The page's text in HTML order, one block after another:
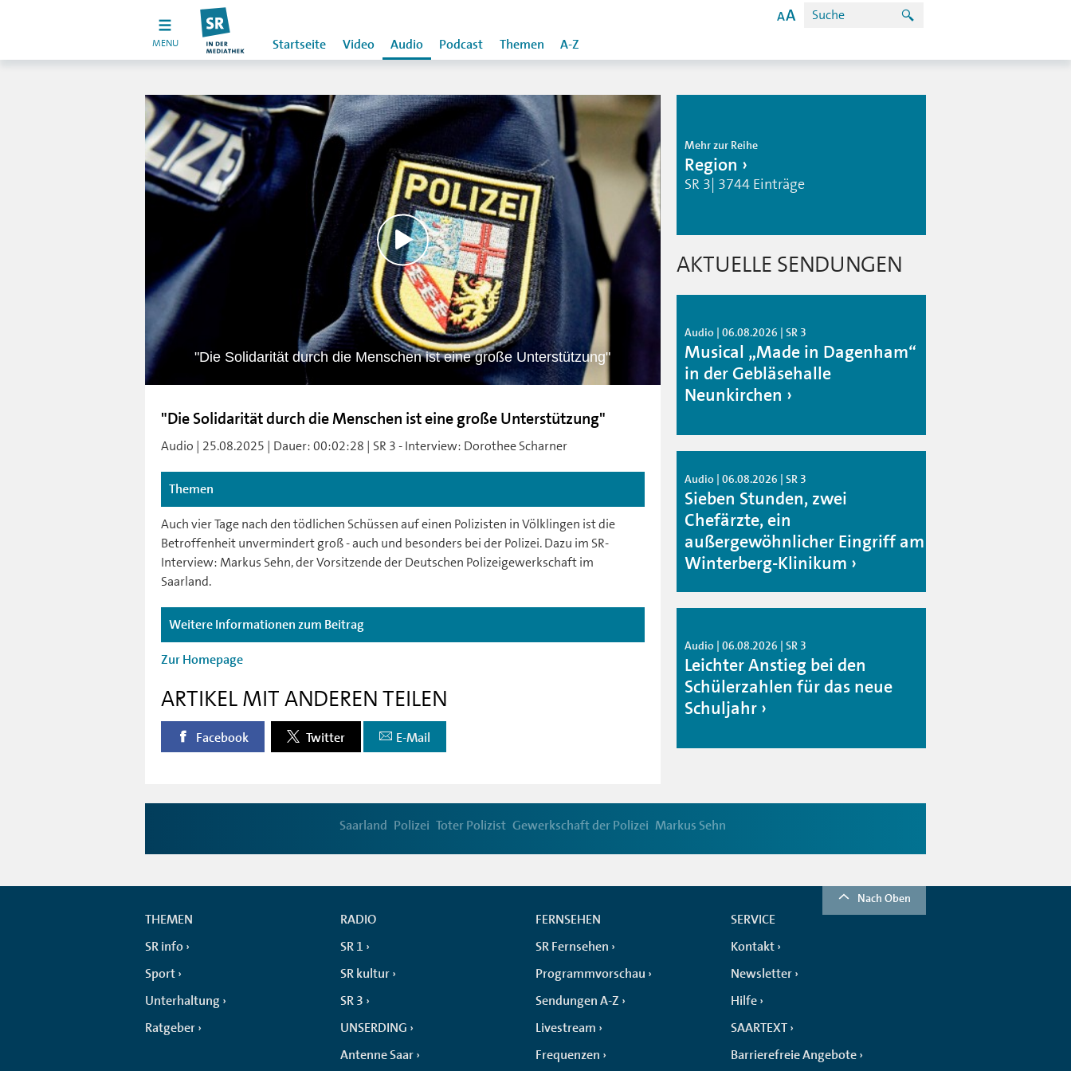
MENU Startseite Video Audio Podcast Themen A-Z
"Die Solidarität durch die Menschen ist eine große Unterstützung"
"Die Solidarität durch die Menschen ist eine große Unterstützung"
Audio | 25.08.2025 | Dauer: 00:02:28 | SR 3 - Interview: Dorothee Scharner
Themen
Auch vier Tage nach den tödlichen Schüssen auf einen Polizisten in Völklingen ist die
Betroffenheit unvermindert groß - auch und besonders bei der Polizei. Dazu im SR-
Interview: Markus Sehn, der Vorsitzende der Deutschen Polizeigewerkschaft im
Saarland.
Weitere Informationen zum Beitrag
Zur Homepage
ARTIKEL MIT ANDEREN TEILEN
Facebook Twitter E-Mail
Mehr zur Reihe
Region
SR 3| 3744 Einträge
AKTUELLE SENDUNGEN
Audio | 06.08.2026 | SR 3
Musical „Made in Dagenham“
in der Gebläsehalle
Neunkirchen
Audio | 06.08.2026 | SR 3
Sieben Stunden, zwei
Chefärzte, ein
außergewöhnlicher Eingriff am
Winterberg-Klinikum
Audio | 06.08.2026 | SR 3
Leichter Anstieg bei den
Schülerzahlen für das neue
Schuljahr
Saarland Polizei Toter Polizist Gewerkschaft der Polizei Markus Sehn
Nach Oben
THEMEN
SR info
Sport
Unterhaltung
Ratgeber
RADIO
SR 1
SR kultur
SR 3
UNSERDING
Antenne Saar
FERNSEHEN
SR Fernsehen
Programmvorschau
Sendungen A-Z
Livestream
Frequenzen
SERVICE
Kontakt
Newsletter
Hilfe
SAARTEXT
Barrierefreie Angebote